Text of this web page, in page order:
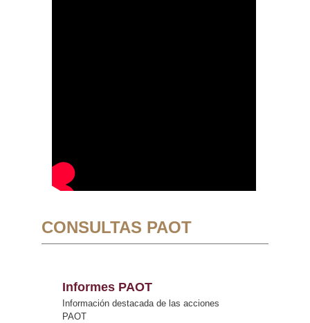
CONSULTAS PAOT
Informes PAOT
Información destacada de las acciones
PAOT